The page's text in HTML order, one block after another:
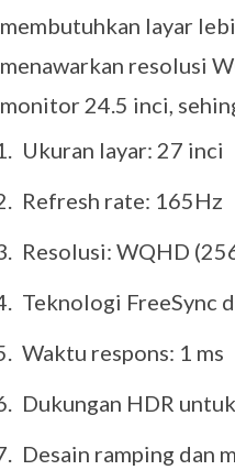
membutuhkan layar
menawarkan resolusi
monitor 24.5 inci,
Ukuran layar: 27 inci
Refresh rate: 165Hz
Resolusi: WQHD
Teknologi FreeSync
Waktu respons: 1 ms
Dukungan HDR
Desain ramping dan